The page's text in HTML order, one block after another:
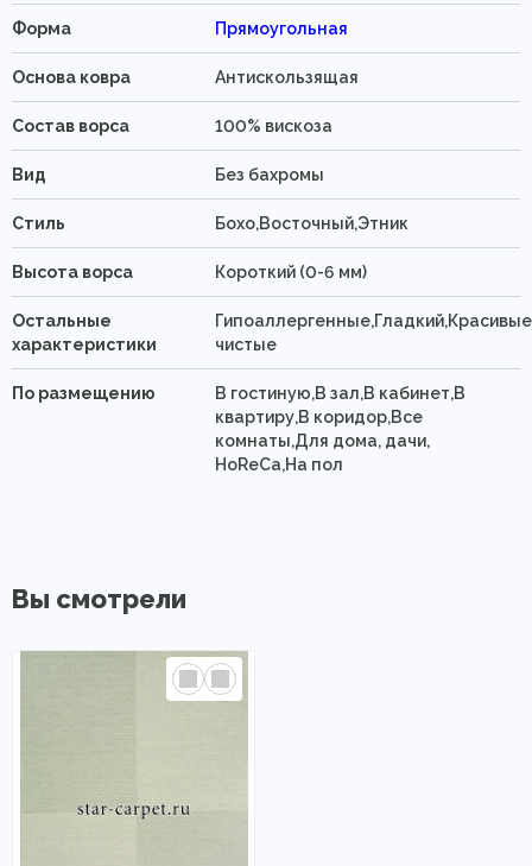
Форма Прямоугольная
Основа ковра Антискользящая
Состав ворса 100% вискоза
Вид Без бахромы
Стиль Бохо,Восточный,Этник
Высота ворса Короткий (0-6 мм)
Остальные
характеристики
чистые
По размещению
В гостиную,В зал,В кабинет,В
квартиру,В коридор,Все
комнаты,Для дома, дачи,
HoReCa,На пол
Вы смотрели